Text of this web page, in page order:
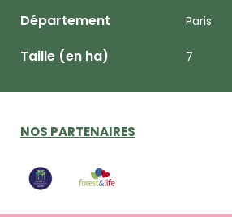
Département Paris
Taille (en ha) 7
NOS PARTENAIRES